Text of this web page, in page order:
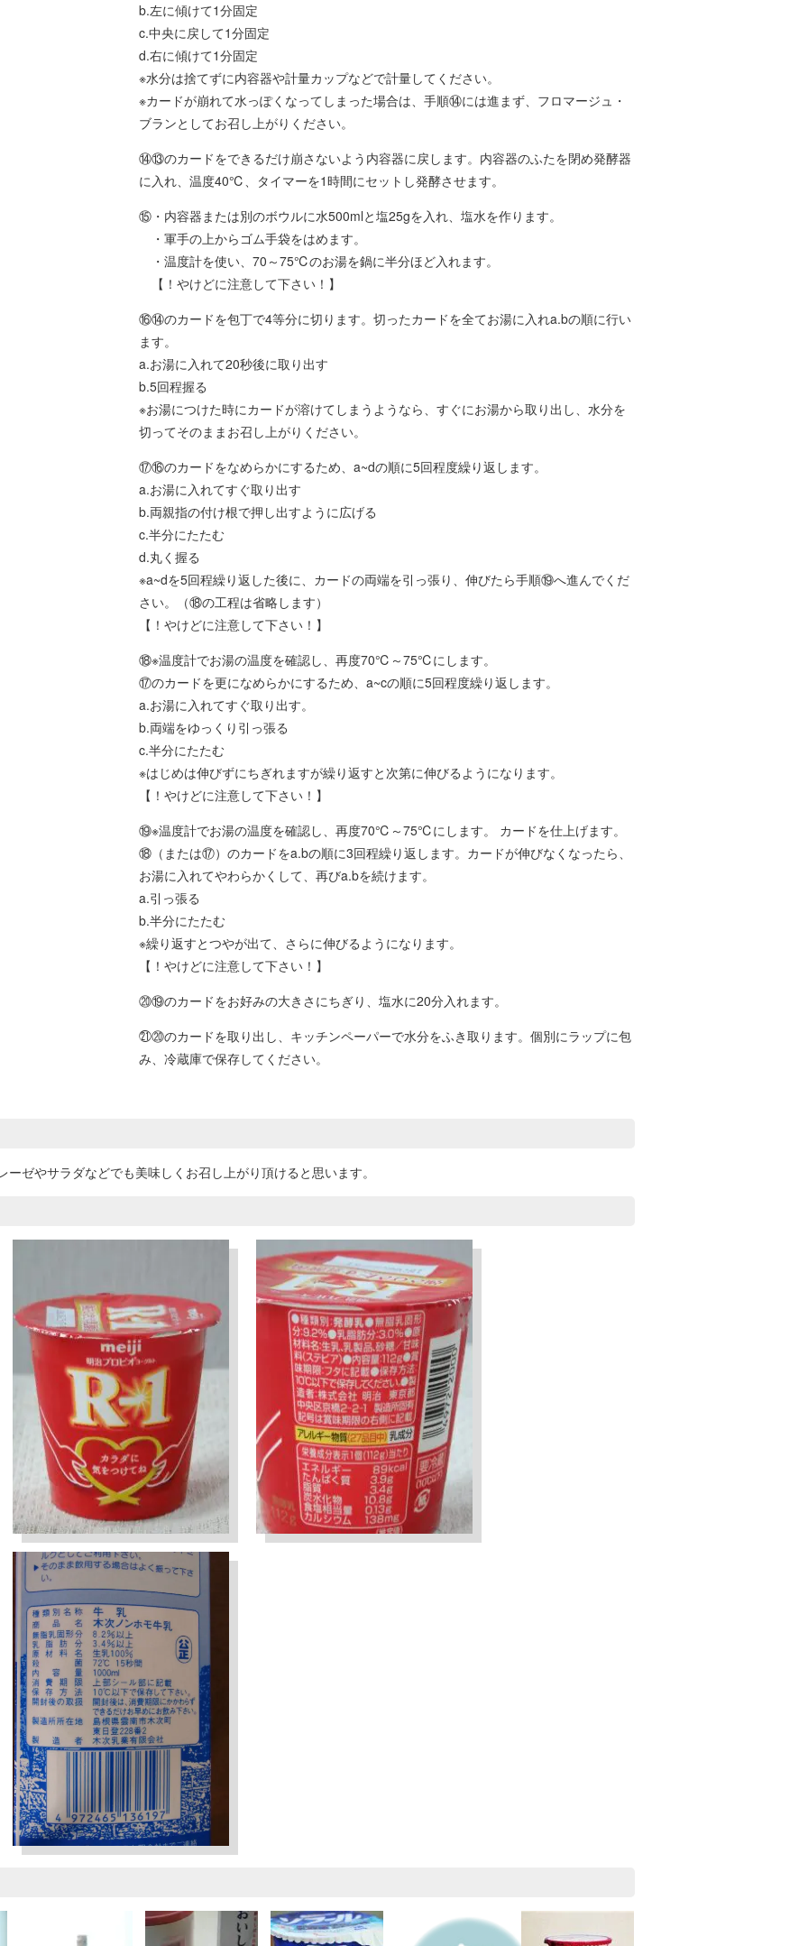
b.左に傾けて1分固定
c.中央に戻して1分固定
d.右に傾けて1分固定
※水分は捨てずに内容器や計量カップなどで計量してください。
※カードが崩れて水っぽくなってしまった場合は、手順⑭には進まず、フロマージュ・
ブランとしてお召し上がりください。
⑭⑬のカードをできるだけ崩さないよう内容器に戻します。内容器のふたを閉め発酵器
に入れ、温度40℃、タイマーを1時間にセットし発酵させます。
⑮・内容器または別のボウルに水500mlと塩25gを入れ、塩水を作ります。
・軍手の上からゴム手袋をはめます。
・温度計を使い、70～75℃のお湯を鍋に半分ほど入れます。
【！やけどに注意して下さい！】
⑯⑭のカードを包丁で4等分に切ります。切ったカードを全てお湯に入れa.bの順に行い
ます。
a.お湯に入れて20秒後に取り出す
b.5回程握る
※お湯につけた時にカードが溶けてしまうようなら、すぐにお湯から取り出し、水分を
切ってそのままお召し上がりください。
⑰⑯のカードをなめらかにするため、a~dの順に5回程度繰り返します。
a.お湯に入れてすぐ取り出す
b.両親指の付け根で押し出すように広げる
c.半分にたたむ
d.丸く握る
※a~dを5回程繰り返した後に、カードの両端を引っ張り、伸びたら手順⑲へ進んでくだ
さい。（⑱の工程は省略します）
【！やけどに注意して下さい！】
⑱※温度計でお湯の温度を確認し、再度70℃～75℃にします。
⑰のカードを更になめらかにするため、a~cの順に5回程度繰り返します。
a.お湯に入れてすぐ取り出す。
b.両端をゆっくり引っ張る
c.半分にたたむ
※はじめは伸びずにちぎれますが繰り返すと次第に伸びるようになります。
【！やけどに注意して下さい！】
⑲※温度計でお湯の温度を確認し、再度70℃～75℃にします。 カードを仕上げます。
⑱（または⑰）のカードをa.bの順に3回程繰り返します。カードが伸びなくなったら、
お湯に入れてやわらかくして、再びa.bを続けます。
a.引っ張る
b.半分にたたむ
※繰り返すとつやが出て、さらに伸びるようになります。
【！やけどに注意して下さい！】
⑳⑲のカードをお好みの大きさにちぎり、塩水に20分入れます。
㉑⑳のカードを取り出し、キッチンペーパーで水分をふき取ります。個別にラップに包
み、冷蔵庫で保存してください。
ゼやサラダなどでも美味しくお召し上がり頂けると思います。